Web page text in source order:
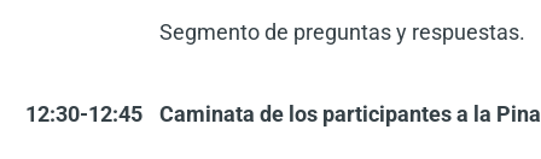
Segmento de preguntas y respuestas.
12:30-12:45 Caminata de los participantes a la